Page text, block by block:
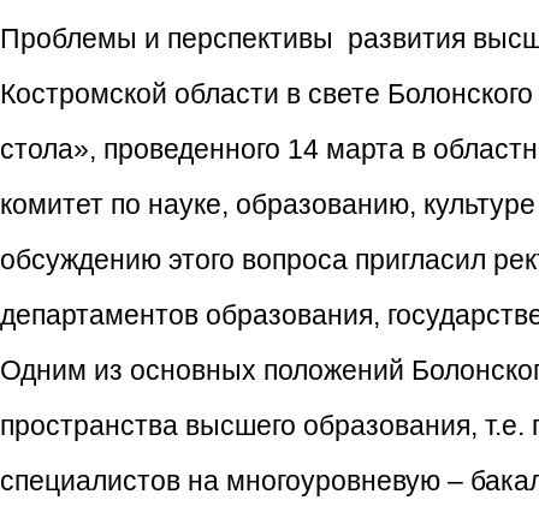
Проблемы и перспективы развития
Костромской области в свете
стола», проведенного 14 марта в
комитет по науке, образованию,
обсуждению этого вопроса пригласил
департаментов образования,
Одним из основных положений
пространства высшего образования,
специалистов на многоуровневую –